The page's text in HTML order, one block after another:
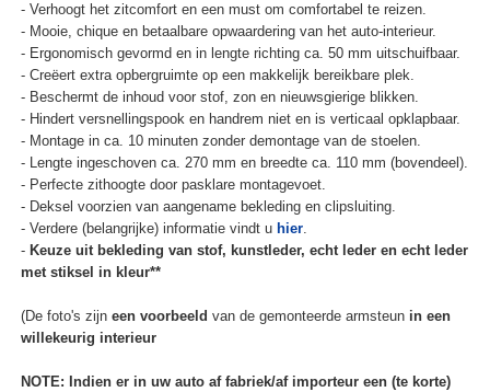
- Verhoogt het zitcomfort en een must om comfortabel te reizen.
- Mooie, chique en betaalbare opwaardering van het auto-interieur.
- Ergonomisch gevormd en in lengte richting ca. 50 mm uitschuifbaar.
- Creëert extra opbergruimte op een makkelijk bereikbare plek.
- Beschermt de inhoud voor stof, zon en nieuwsgierige blikken.
- Hindert versnellingspook en handrem niet en is verticaal opklapbaar.
- Montage in ca. 10 minuten zonder demontage van de stoelen.
- Lengte ingeschoven ca. 270 mm en breedte ca. 110 mm (bovendeel).
- Perfecte zithoogte door pasklare montagevoet.
- Deksel voorzien van aangename bekleding en clipsluiting.
- Verdere (belangrijke) informatie vindt u hier.
- Keuze uit bekleding van stof, kunstleder, echt leder en echt leder
met stiksel in kleur**
(De foto's zijn een voorbeeld van de gemonteerde armsteun in een
willekeurig interieur
NOTE: Indien er in uw auto af fabriek/af importeur een (te korte)